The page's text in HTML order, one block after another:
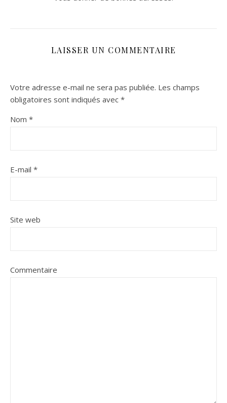
LAISSER UN COMMENTAIRE
Votre adresse e-mail ne sera pas publiée. Les champs
obligatoires sont indiqués avec *
Nom *
E-mail *
Site web
Commentaire